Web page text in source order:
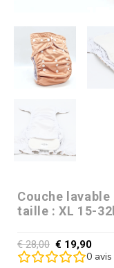
Couche lavable
taille : XL 15-
€28,00 € 19,90
0 avis